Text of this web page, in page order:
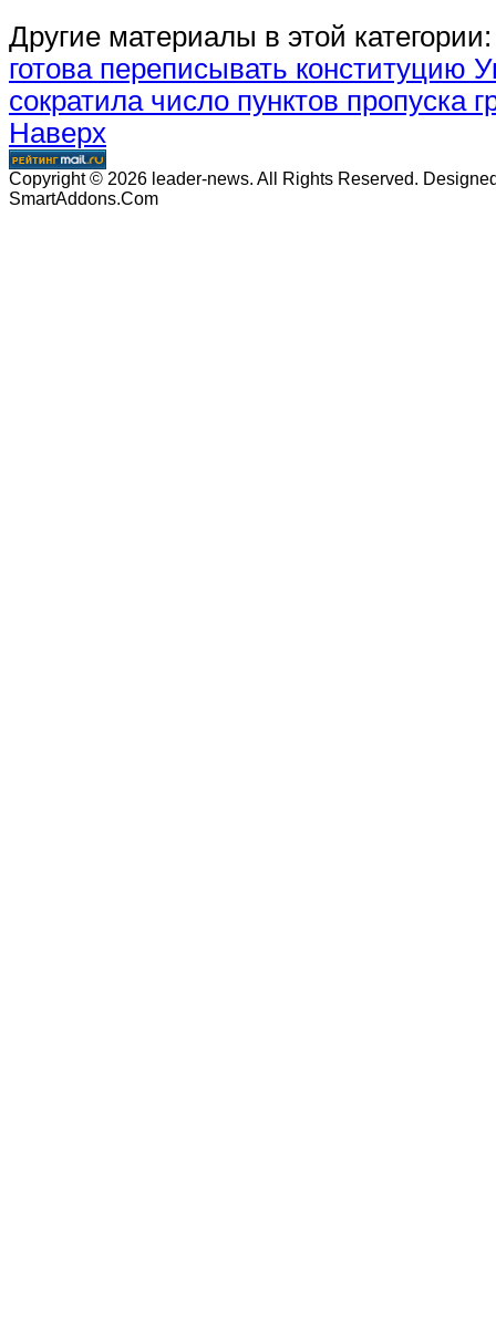
Другие материалы в этой категории:
готова переписывать конституцию
сократила число пунктов пропуска
Наверх
Copyright © 2026 leader-news. All Rights Reserved.
SmartAddons.Com